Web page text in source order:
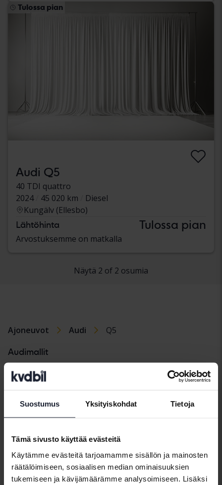
Suostumus Yksityiskohdat Tietoja
Tämä sivusto käyttää evästeitä
Käytämme evästeitä tarjoamamme sisällön ja mainosten
räätälöimiseen, sosiaalisen median ominaisuuksien
tukemiseen ja kävijämäärämme analysoimiseen. Lisäksi
Tulossa pian
Audi Q5
40 TDI quattro
2024
45 020 km
Diesel
Kungälv (Ellesbo)
Lähtöhinta Tulossa pian
Arvostuksemme on matkalla
Näytä 2 of 2 osumia
Ajoneuvot Audi Q5
Audimallit
Audi A1
Audi A5
Audi Q2
Audi Q4 e-tron
Audi Q5